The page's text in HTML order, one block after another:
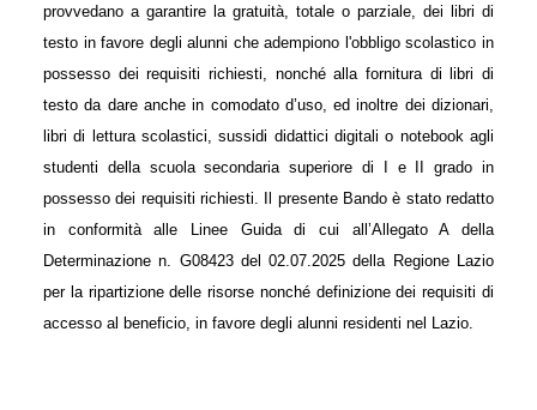
provvedano a garantire la gratuità, totale o parziale, dei libri di
testo in favore degli alunni che adempiono l'obbligo scolastico in
possesso dei requisiti richiesti, nonché alla fornitura di libri di
testo da dare anche in comodato d’uso, ed inoltre dei dizionari,
libri di lettura scolastici, sussidi didattici digitali o notebook agli
studenti della scuola secondaria superiore di I e II grado in
possesso dei requisiti richiesti. Il presente Bando è stato redatto
in conformità alle Linee Guida di cui all’Allegato A della
Determinazione n. G08423 del02 .07 .2025 della Regione Lazio
per la ripartizione delle risorse nonché definizione dei requisiti di
accesso al beneficio, in favore degli alunni residenti nel Lazio.